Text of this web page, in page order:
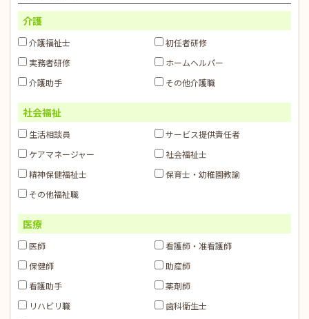
介護
介護福祉士
初任者研修
実務者研修
ホームヘルパー
介護助手
その他介護職
社会福祉
生活相談員
サービス提供責任者
ケアマネージャー
社会福祉士
精神保健福祉士
保育士・幼稚園教諭
その他福祉職
医療
医師
看護師・准看護師
保健師
助産師
看護助手
薬剤師
リハビリ職
歯科衛生士